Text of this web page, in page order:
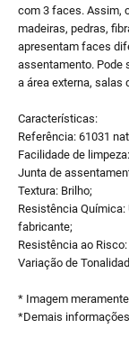
com 3 faces. Assim,
madeiras, pedras,
apresentam faces
assentamento. Pode
a área externa, salas
Características:
Referência: 61031
Facilidade de
Junta de
Textura: Brilho;
Resistência
fabricante;
Resistência ao
Variação de
* Imagem
*Demais